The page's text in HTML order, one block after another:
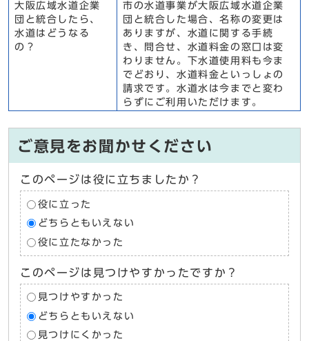
大阪広域水道企業
団と統合したら、
水道はどうなる
の？
市の水道事業が大阪広域水道企業
団と統合した場合、名称の変更は
ありますが、水道に関する手続
き、問合せ、水道料金の窓口は変
わりません。下水道使用料も今ま
でどおり、水道料金といっしょの
請求です。水道水は今までと変わ
らずにご利用いただけます。
ご意見をお聞かせください
このページは役に立ちましたか？
役に立った
どちらともいえない
役に立たなかった
このページは見つけやすかったですか？
見つけやすかった
どちらともいえない
見つけにくかった